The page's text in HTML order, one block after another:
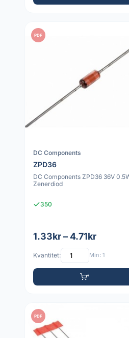
PDF
DC Components
ZPD36
DC Components ZPD36 36V
Zenerdiod
350
1.33kr – 4.71kr
Kvantitet: Min: 1
PDF